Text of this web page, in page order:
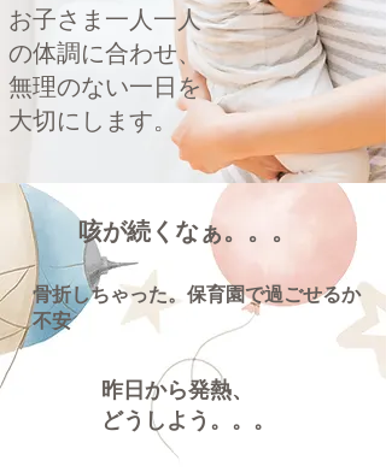
​お子さま一人一人
の体調に合わせ、
無理のない一日を
大切にします。
咳が続くなぁ。。。
骨折しちゃった。保育園で過ごせるか
不安
昨日から発熱、
どうしよう。。。